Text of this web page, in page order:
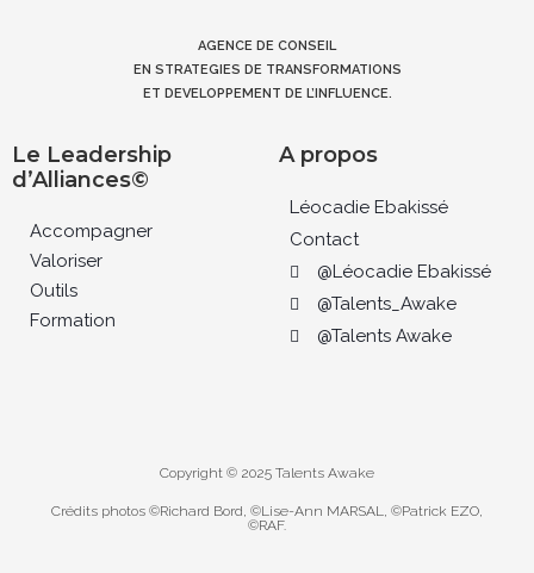
AGENCE DE CONSEIL
EN STRATEGIES DE TRANSFORMATIONS
ET DEVELOPPEMENT DE L’INFLUENCE.
Le Leadership
d’Alliances©
Accompagner
Valoriser
Outils
Formation
A propos
Léocadie Ebakissé
Contact
@Léocadie Ebakissé
@Talents_Awake
@Talents Awake
Copyright © 2025 Talents Awake
Crédits photos ©Richard Bord, ©Lise-Ann MARSAL, ©Patrick EZO,
©RAF.